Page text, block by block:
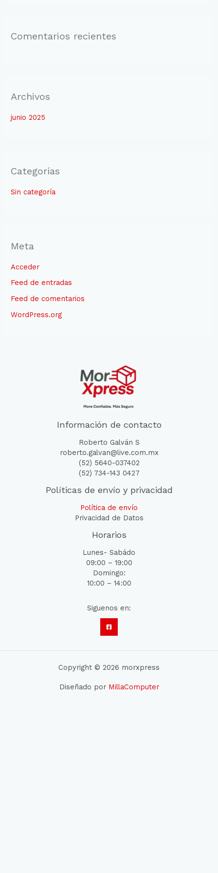
Comentarios recientes
Archivos
junio 2025
Categorías
Sin categoría
Meta
Acceder
Feed de entradas
Feed de comentarios
WordPress.org
Información de contacto
Roberto Galván S
roberto.galvan@live.com.mx
(52) 5640-037402
(52) 734-143 0427
Políticas de envío y privacidad
Política de envío
Privacidad de Datos
Horarios
Lunes- Sabádo
09:00 – 19:00
Domingo:
10:00 – 14:00
Siguenos en:
Copyright © 2026 morxpress
Diseñado por MillaComputer